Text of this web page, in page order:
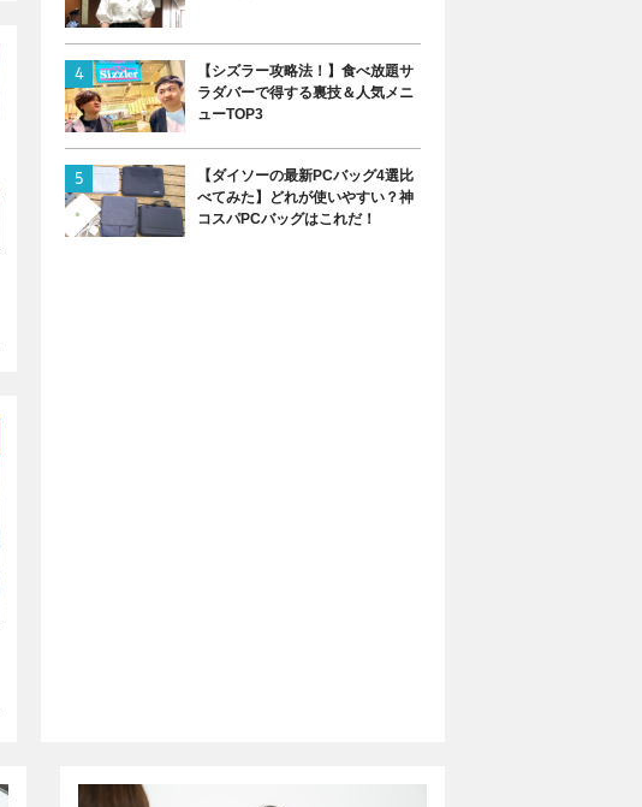
【シズラー攻略法！】食べ放題サ
ラダバーで得する裏技＆人気メニ
ューTOP3
【ダイソーの最新PCバッグ4選比
べてみた】どれが使いやすい？神
コスパPCバッグはこれだ！